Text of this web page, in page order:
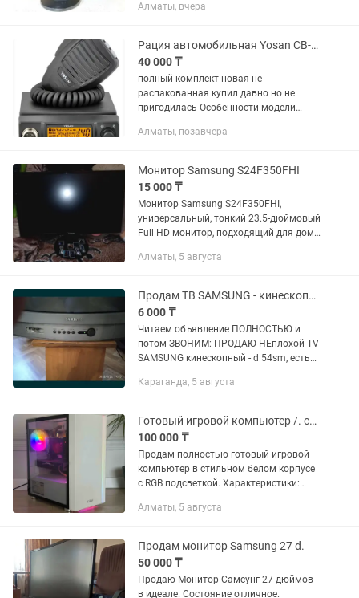
видеонаблюдения.
Алматы, вчера
Рация автомобильная Yosan CB-100
40 000 ₸
полный комплект новая не
распакованная купил давно но не
пригодилась Особенности модели
27,405 МГц (25,615 до 28,305 МГц) ·
мм ·...
Алматы, позавчера
Монитор Samsung S24F350FHI
15 000 ₸
Монитор Samsung S24F350FHI,
универсальный, тонкий 23.5-дюймовый
Full HD монитор, подходящий для дома
23.6"), матовый, с антибликовым
Алматы, 5 августа
Продам ТВ SAMSUNG - кинескопный
6 000 ₸
Читаем объявление ПОЛНОСТЬЮ и
потом ЗВОНИМ: ПРОДАЮ НЕплохой TV
SAMSUNG кинескопный - d 54sm, есть
входы Антенны и AV для подключения
Караганда, 5 августа
Готовый игровой компьютер /. системный блок / ПК
100 000 ₸
Продам полностью готовый игровой
компьютер в стильном белом корпусе
с RGB подсветкой. Характеристики:
Процессор: Intel Core i5-4690 (4 ядра / 4
Алматы, 5 августа
Продам монитор Samsung 27 d.
50 000 ₸
Продаю Монитор Самсунг 27 дюймов
в идеале. Состояние отличное.